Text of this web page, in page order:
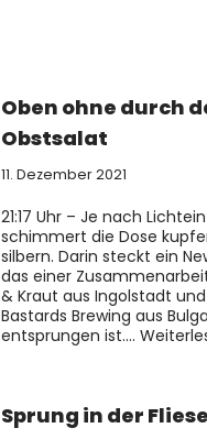
Oben ohne durch
Obstsalat
11. Dezember 2021
21:17 Uhr – Je nach
schimmert die Dose
silbern. Darin steckt ein
das einer
& Kraut aus Ingolstadt
Bastards Brewing aus
entsprungen ist.…
Sprung in der Fliese